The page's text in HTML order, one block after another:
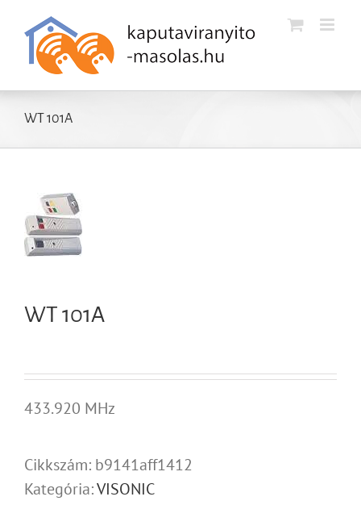
Kihagyás
WT 101A
WT 101A
433.920 MHz
Cikkszám: b9141aff1412
Kategória:VISONIC